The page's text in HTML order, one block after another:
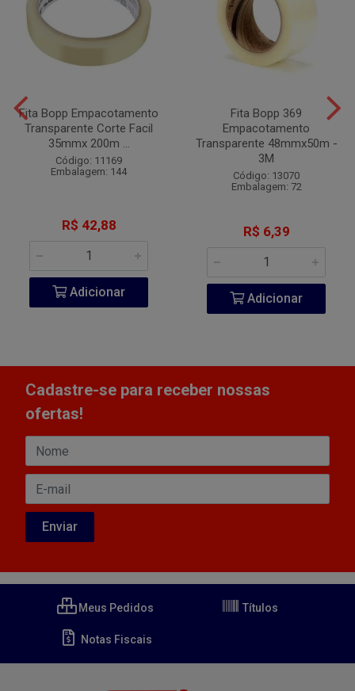
Fita Bopp Empacotamento
Transparente Corte Facil
35mmx 200m ...
Código: 11169
Embalagem: 144
R$ 42,88
Adicionar
Fita Bopp 369
Empacotamento
Transparente 48mmx50m -
3M
Código: 13070
Embalagem: 72
R$ 6,39
Adicionar
Cadastre-se para receber nossas
ofertas!
Meus Pedidos Títulos
Notas Fiscais